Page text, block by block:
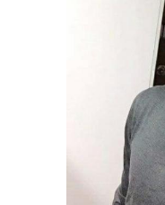
Корейские айдолы